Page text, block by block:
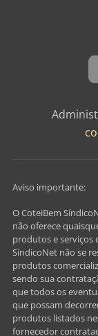
Aviso importante:
O CoteiBem
não oferece
produtos e serviços
SíndicoNet não se
produtos
sendo sua
que todos os
que possam
produtos listados
fornecedor